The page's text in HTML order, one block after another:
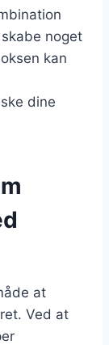
noget
kan
dine
at
Ved at